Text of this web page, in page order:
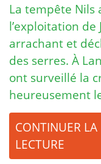
La tempête Nils
l’exploitation
arrachant et
des serres. À
ont surveillé la
heureusement
CONTINUER LA
LECTURE